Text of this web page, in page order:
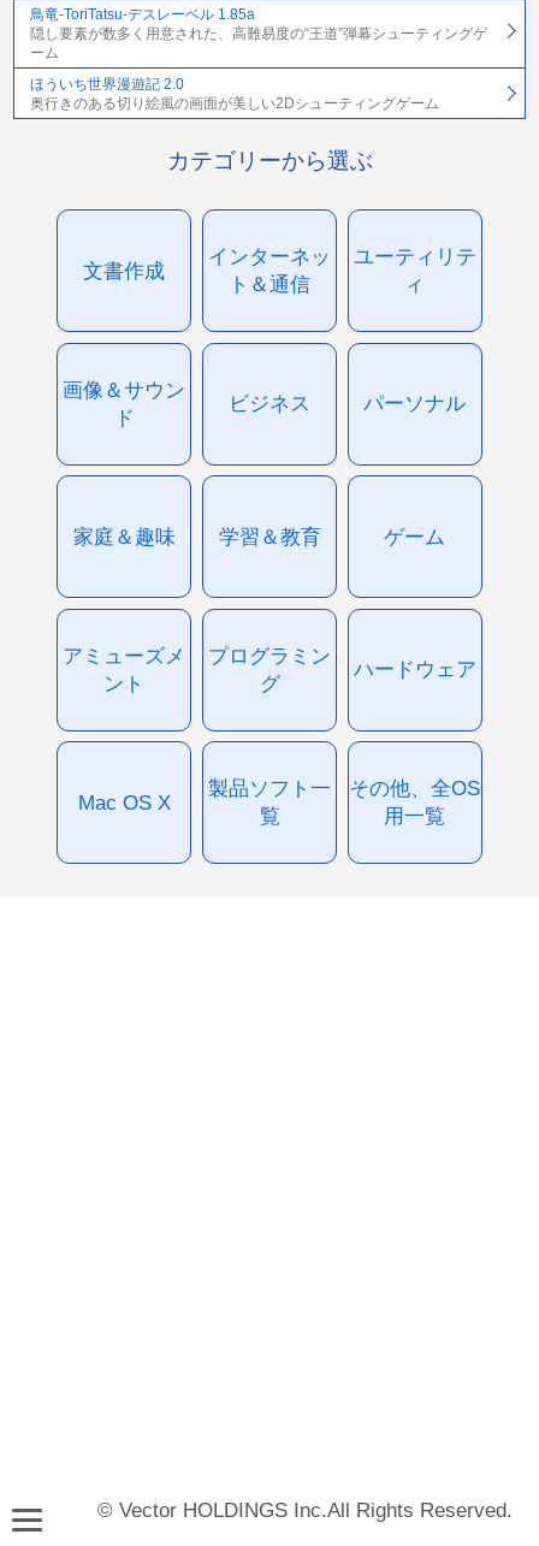
鳥竜-ToriTatsu-デスレーベル 1.85a
隠し要素が数多く用意された、高難易度の“王道”弾幕シューティングゲ
ーム
ほういち世界漫遊記 2.0
奥行きのある切り絵風の画面が美しい2Dシューティングゲーム
カテゴリーから選ぶ
文書作成
インターネッ
ト＆通信
ユーティリテ
ィ
画像＆サウン
ド
ビジネス パーソナル
家庭＆趣味 学習＆教育 ゲーム
アミューズメ
ント
プログラミン
グ
ハードウェア
Mac OS X
製品ソフト一
覧
その他、全OS
用一覧
© Vector HOLDINGS Inc.All Rights Reserved.